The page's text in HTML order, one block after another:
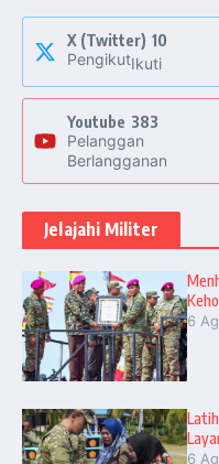
X (Twitter) 10
PengikutIkuti
Youtube 383
Pelanggan
Berlangganan
Jelajahi Militer
6
6